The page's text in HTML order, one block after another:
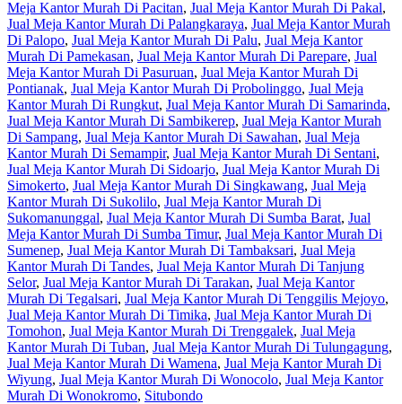
Meja Kantor Murah Di Pacitan, Jual Meja Kantor Murah Di Pakal,
Jual Meja Kantor Murah Di Palangkaraya, Jual Meja Kantor Murah
Di Palopo, Jual Meja Kantor Murah Di Palu, Jual Meja Kantor
Murah Di Pamekasan, Jual Meja Kantor Murah Di Parepare, Jual
Meja Kantor Murah Di Pasuruan, Jual Meja Kantor Murah Di
Pontianak, Jual Meja Kantor Murah Di Probolinggo, Jual Meja
Kantor Murah Di Rungkut, Jual Meja Kantor Murah Di Samarinda,
Jual Meja Kantor Murah Di Sambikerep, Jual Meja Kantor Murah
Di Sampang, Jual Meja Kantor Murah Di Sawahan, Jual Meja
Kantor Murah Di Semampir, Jual Meja Kantor Murah Di Sentani,
Jual Meja Kantor Murah Di Sidoarjo, Jual Meja Kantor Murah Di
Simokerto, Jual Meja Kantor Murah Di Singkawang, Jual Meja
Kantor Murah Di Sukolilo, Jual Meja Kantor Murah Di
Sukomanunggal, Jual Meja Kantor Murah Di Sumba Barat, Jual
Meja Kantor Murah Di Sumba Timur, Jual Meja Kantor Murah Di
Sumenep, Jual Meja Kantor Murah Di Tambaksari, Jual Meja
Kantor Murah Di Tandes, Jual Meja Kantor Murah Di Tanjung
Selor, Jual Meja Kantor Murah Di Tarakan, Jual Meja Kantor
Murah Di Tegalsari, Jual Meja Kantor Murah Di Tenggilis Mejoyo,
Jual Meja Kantor Murah Di Timika, Jual Meja Kantor Murah Di
Tomohon, Jual Meja Kantor Murah Di Trenggalek, Jual Meja
Kantor Murah Di Tuban, Jual Meja Kantor Murah Di Tulungagung,
Jual Meja Kantor Murah Di Wamena, Jual Meja Kantor Murah Di
Wiyung, Jual Meja Kantor Murah Di Wonocolo, Jual Meja Kantor
Murah Di Wonokromo, Situbondo